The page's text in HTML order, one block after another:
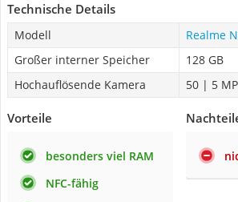
Technische Details
Modell
Realme
Großer interner Speicher
128 GB
Hochauflösende Kamera
50 | 5 MP
Vorteile
besonders viel RAM
NFC-fähig